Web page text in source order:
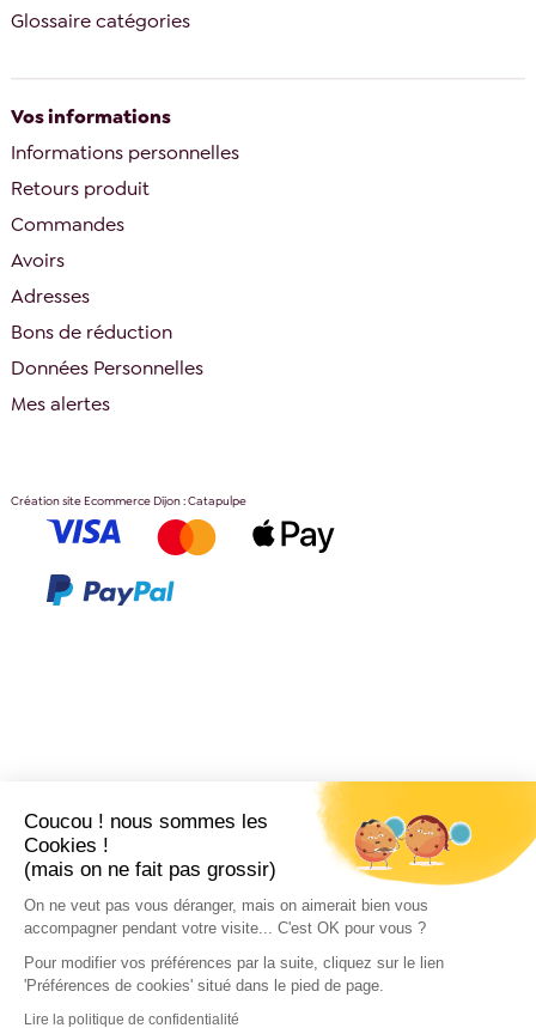
Coucou ! nous sommes les
Cookies !
(mais on ne fait pas grossir)
On ne veut pas vous déranger, mais on aimerait bien vous
accompagner pendant votre visite... C'est OK pour vous ?
Pour modifier vos préférences par la suite, cliquez sur le lien
'Préférences de cookies' situé dans le pied de page.
Lire la politique de confidentialité
Glossaire catégories
Vos informations
Informations personnelles
Retours produit
Commandes
Avoirs
Adresses
Bons de réduction
Données Personnelles
Mes alertes
Création site Ecommerce Dijon : Catapulpe